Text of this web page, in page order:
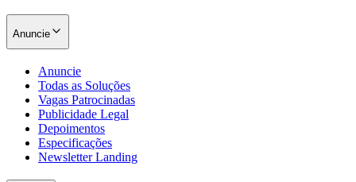
Anuncie
Anuncie
Todas as Soluções
Vagas Patrocinadas
Publicidade Legal
Depoimentos
Especificações
Newsletter Landing